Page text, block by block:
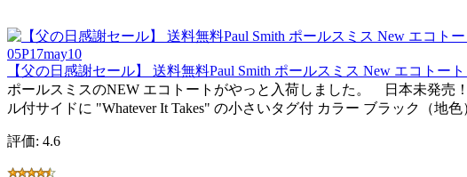
【父の日感謝セール】 送料無料Paul Smith ポールスミス New エコト
ポールスミスのNEW エコトートがやっと入荷しました。 日本未発売
ル付サイドに "Whatever It Takes" の小さいタグ付 カラー ブラック（地
評価: 4.6